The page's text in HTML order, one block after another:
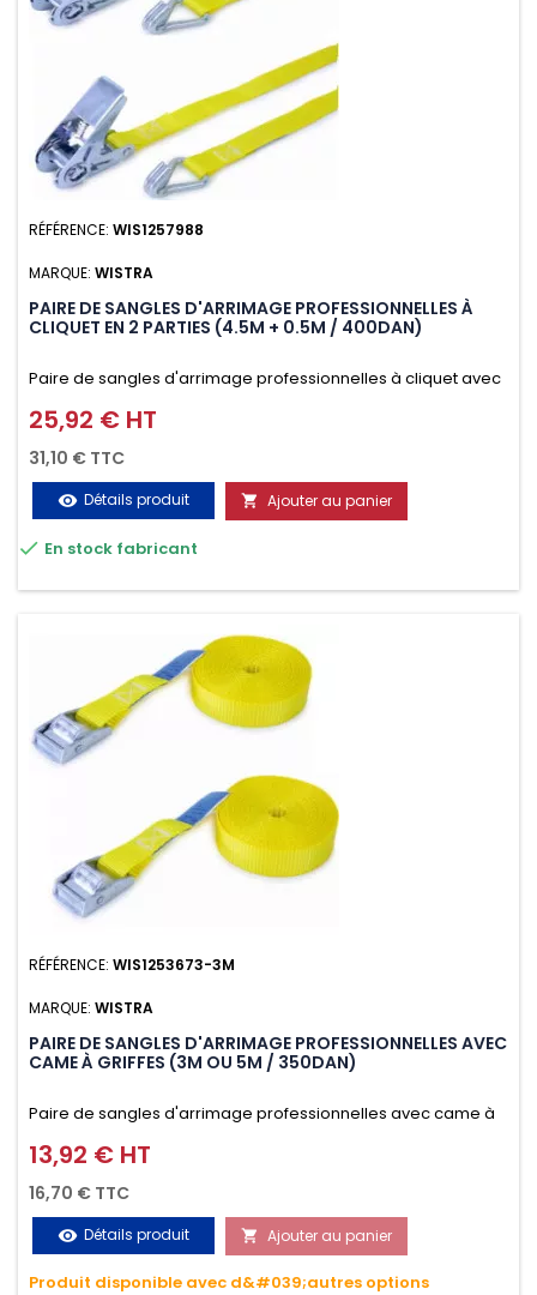
RÉFÉRENCE: WIS1257988
MARQUE: WISTRA
PAIRE DE SANGLES D'ARRIMAGE PROFESSIONNELLES À
CLIQUET EN 2 PARTIES (4.5M + 0.5M / 400DAN)
Paire de sangles d'arrimage professionnelles à cliquet avec
crochet en 2 parties (4.5M + 0.5M / 400daN), simple et rapide
d'utilisation. Permet d'arrimer et de sécuriser
vos chargements pendant le transport. Matière polyester
très résistante aux UV et aux variations de températures,
n'absorbe pas l'eau.
Prix
25,92 € HT
31,10 € TTC
visibility Détails produit  Ajouter au panier
 En stock fabricant
RÉFÉRENCE: WIS1253673-3M
MARQUE: WISTRA
PAIRE DE SANGLES D'ARRIMAGE PROFESSIONNELLES AVEC
CAME À GRIFFES (3M OU 5M / 350DAN)
Paire de sangles d'arrimage professionnelles avec came à
griffes (3M ou 5M / 350daN), simple et rapide d'utilisation.
Permet d'arrimer et de sécuriser vos chargements pendant
le transport. Matière polyester très résistante aux UV et aux
variations de températures, n'absorbe pas l'eau.
Prix
13,92 € HT
16,70 € TTC
visibility Détails produit  Ajouter au panier
Produit disponible avec d&#039;autres options